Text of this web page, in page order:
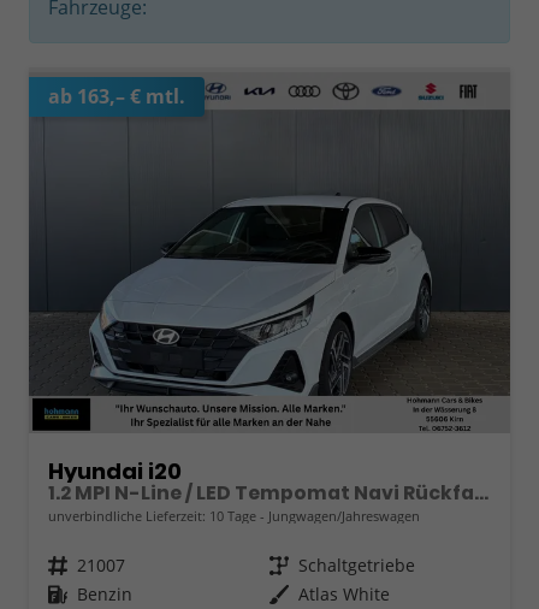
Fahrzeuge:
ab 163,– € mtl.
Hyundai i20
1.2 MPI N-Line / LED Tempomat Navi Rückfahrkamera Alu 17"
unverbindliche Lieferzeit: 10 Tage Jungwagen/Jahreswagen
Fahrzeugnr. 21007 Getriebe Schaltgetriebe
Kraftstoff Benzin Außenfarbe Atlas White